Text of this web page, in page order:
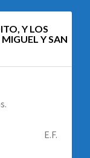
Y LOS
Y SAN
E.F.